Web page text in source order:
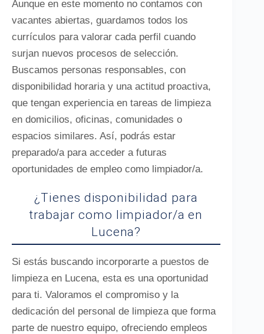
Aunque en este momento no contamos con
vacantes abiertas, guardamos todos los
currículos para valorar cada perfil cuando
surjan nuevos procesos de selección.
Buscamos personas responsables, con
disponibilidad horaria y una actitud proactiva,
que tengan experiencia en tareas de limpieza
en domicilios, oficinas, comunidades o
espacios similares. Así, podrás estar
preparado/a para acceder a futuras
oportunidades de empleo como limpiador/a.
¿Tienes disponibilidad para
trabajar como limpiador/a en
Lucena?
Si estás buscando incorporarte a puestos de
limpieza en Lucena, esta es una oportunidad
para ti. Valoramos el compromiso y la
dedicación del personal de limpieza que forma
parte de nuestro equipo, ofreciendo empleos